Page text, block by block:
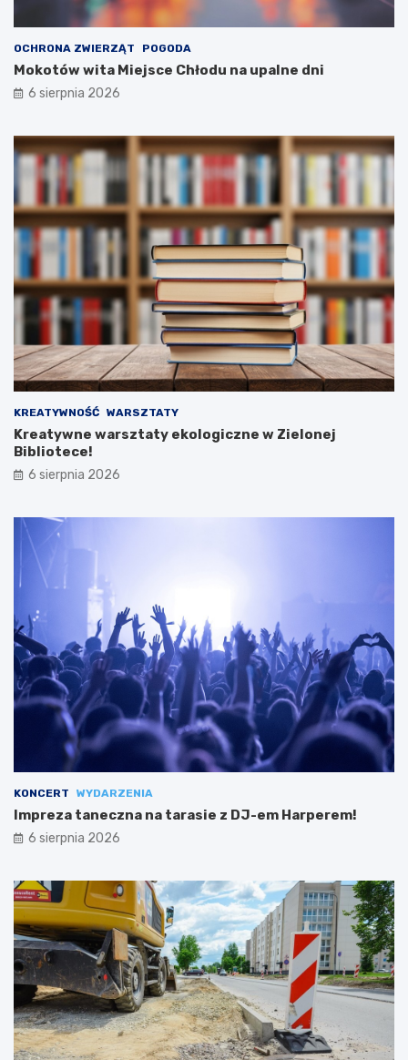
OCHRONA ZWIERZĄT POGODA
Mokotów wita Miejsce Chłodu na upalne dni
6 sierpnia 2026
KREATYWNOŚĆ WARSZTATY
Kreatywne warsztaty ekologiczne w Zielonej
Bibliotece!
6 sierpnia 2026
KONCERT WYDARZENIA
Impreza taneczna na tarasie z DJ-em Harperem!
6 sierpnia 2026